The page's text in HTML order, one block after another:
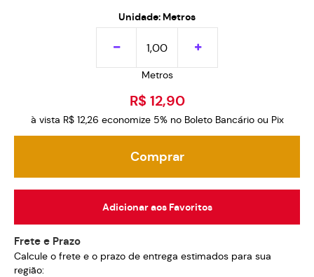
Unidade: Metros
Metros
R$ 12,90
à vista R$ 12,26 economize 5% no Boleto Bancário ou Pix
Comprar
Adicionar aos Favoritos
Frete e Prazo
Calcule o frete e o prazo de entrega estimados para sua
região: